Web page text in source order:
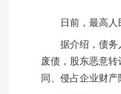
日前，最高
据介绍，债
废债，股东恶意
同、侵占企业财